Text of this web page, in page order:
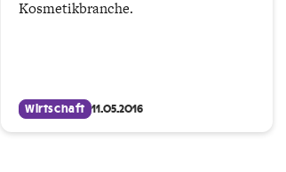
Kosmetikbranche.
Wirtschaft 11.05.2016